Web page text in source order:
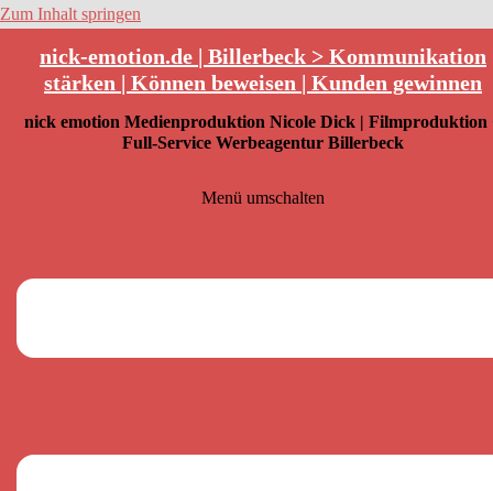
Zum Inhalt springen
nick-emotion.de | Billerbeck > Kommunikation
stärken | Können beweisen | Kunden gewinnen
nick emotion Medienproduktion Nicole Dick | Filmproduktion
Full-Service Werbeagentur Billerbeck
Menü umschalten